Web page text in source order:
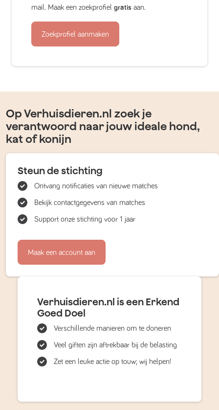
mail. Maak een zoekprofiel gratis aan.
Zoekprofiel aanmaken
Op Verhuisdieren.nl zoek je
verantwoord naar jouw ideale hond,
kat of konijn
Steun de stichting
Ontvang notificaties van nieuwe matches
Bekijk contactgegevens van matches
Support onze stichting voor 1 jaar
Maak een account aan
Verhuisdieren.nl is een Erkend
Goed Doel
Verschillende manieren om te doneren
Veel giften zijn aftrekbaar bij de belasting
Zet een leuke actie op touw; wij helpen!